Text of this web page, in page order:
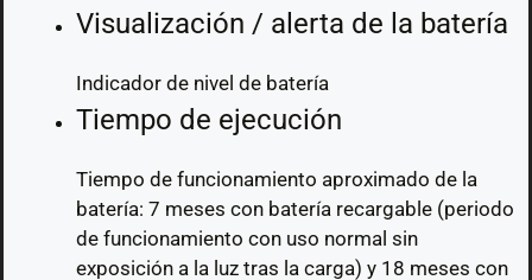
Visualización / alerta de la batería
Indicador de nivel de batería
Tiempo de ejecución
Tiempo de funcionamiento aproximado de la
batería: 7 meses con batería recargable (periodo
de funcionamiento con uso normal sin
exposición a la luz tras la carga) y 18 meses con